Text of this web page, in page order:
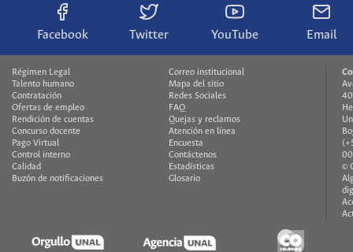
Facebook Twitter YouTube Email
Régimen Legal
Talento humano
Contratación
Ofertas de empleo
Rendición de cuentas
Concurso docente
Pago Virtual
Control interno
Calidad
Buzón de notificaciones
Correo institucional
Mapa del sitio
Redes Sociales
FAQ
Quejas y reclamos
Atención en línea
Encuesta
Contáctenos
Estadísticas
Glosario
©